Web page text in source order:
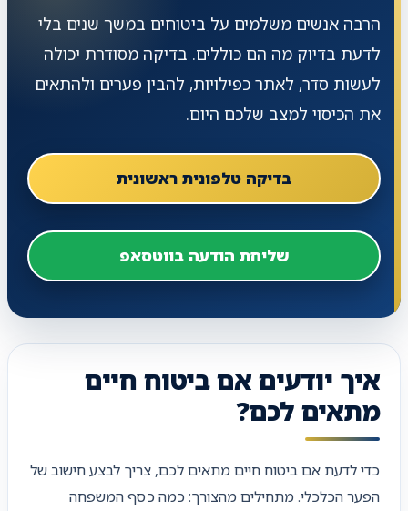
הרבה אנשים משלמים על ביטוחים במשך שנים בלי
לדעת בדיוק מה הם כוללים. בדיקה מסודרת יכולה
לעשות סדר, לאתר כפילויות, להבין פערים ולהתאים
את הכיסוי למצב שלכם היום.
בדיקה טלפונית ראשונית
שליחת הודעה בווטסאפ
איך יודעים אם ביטוח חיים
מתאים לכם?
כדי לדעת אם ביטוח חיים מתאים לכם, צריך לבצע חישוב של
הפער הכלכלי. מתחילים מהצורך: כמה כסף המשפחה